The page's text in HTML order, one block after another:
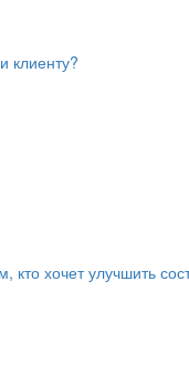
клиенту?
хочет улучшить